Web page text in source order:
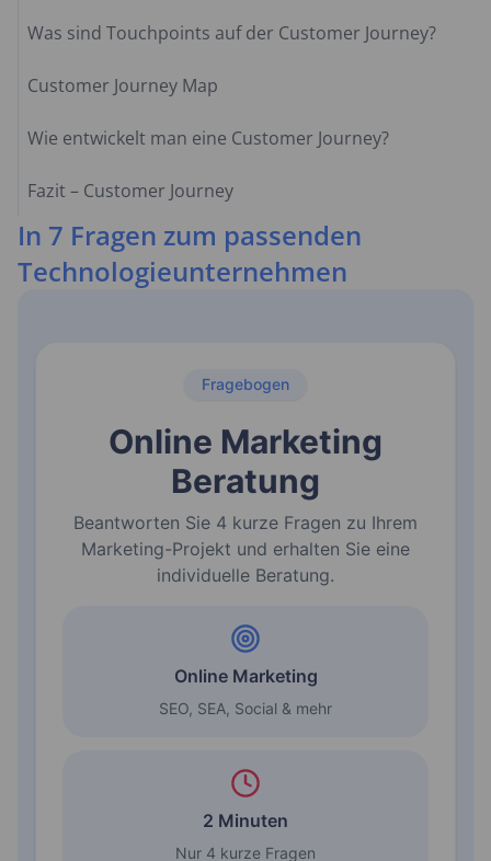
Was sind Touchpoints auf der Customer Journey?
Customer Journey Map
Wie entwickelt man eine Customer Journey?
Fazit – Customer Journey
In 7 Fragen zum passenden
Technologieunternehmen